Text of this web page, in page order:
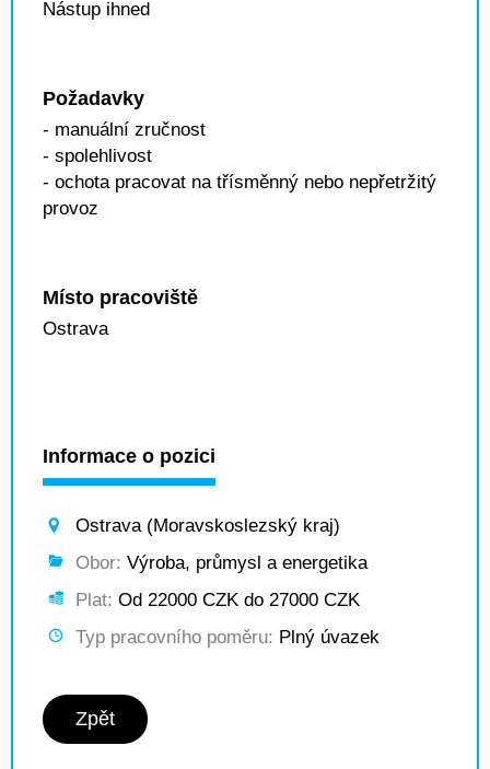
Nástup ihned
Požadavky
- manuální zručnost
- spolehlivost
- ochota pracovat na třísměnný nebo nepřetržitý
provoz
Místo pracoviště
Ostrava
Informace o pozici
Ostrava (Moravskoslezský kraj)
Obor: Výroba, průmysl a energetika
Plat: Od 22000 CZK do 27000 CZK
Typ pracovního poměru: Plný úvazek
Zpět